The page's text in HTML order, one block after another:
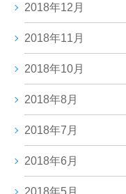
2018年12月
2018年11月
2018年10月
2018年8月
2018年7月
2018年6月
2018年5月